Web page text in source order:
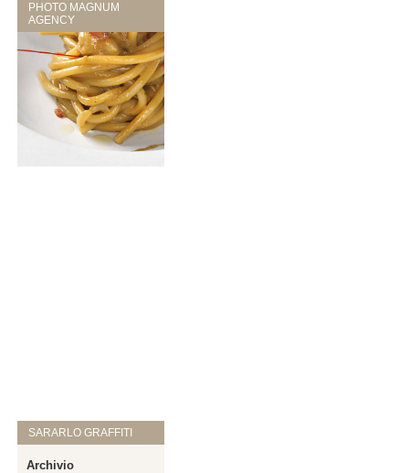
PHOTO MAGNUM
AGENCY
SARARLO GRAFFITI
Archivio